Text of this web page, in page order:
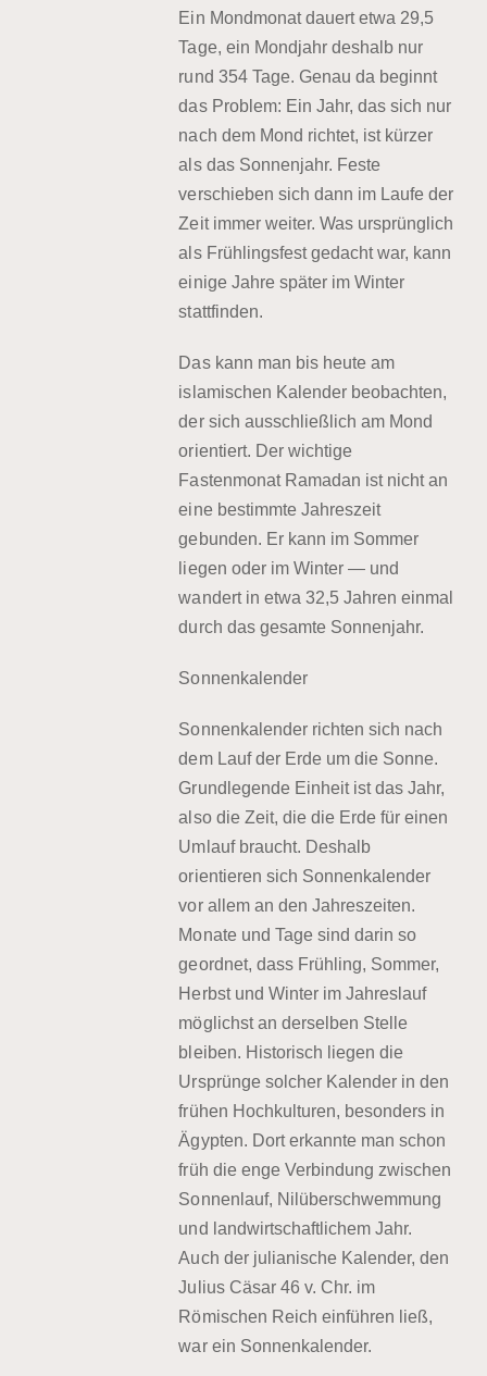
Ein Mondmonat dauert etwa 29,5
Tage, ein Mondjahr deshalb nur
rund 354 Tage. Genau da beginnt
das Problem: Ein Jahr, das sich nur
nach dem Mond richtet, ist kürzer
als das Sonnenjahr. Feste
verschieben sich dann im Laufe der
Zeit immer weiter. Was ursprünglich
als Frühlingsfest gedacht war, kann
einige Jahre später im Winter
stattfinden.
Das kann man bis heute am
islamischen Kalender beobachten,
der sich ausschließlich am Mond
orientiert. Der wichtige
Fastenmonat Ramadan ist nicht an
eine bestimmte Jahreszeit
gebunden. Er kann im Sommer
liegen oder im Winter — und
wandert in etwa 32,5 Jahren einmal
durch das gesamte Sonnenjahr.
Sonnenkalender
Sonnenkalender richten sich nach
dem Lauf der Erde um die Sonne.
Grundlegende Einheit ist das Jahr,
also die Zeit, die die Erde für einen
Umlauf braucht. Deshalb
orientieren sich Sonnenkalender
vor allem an den Jahreszeiten.
Monate und Tage sind darin so
geordnet, dass Frühling, Sommer,
Herbst und Winter im Jahreslauf
möglichst an derselben Stelle
bleiben. Historisch liegen die
Ursprünge solcher Kalender in den
frühen Hochkulturen, besonders in
Ägypten. Dort erkannte man schon
früh die enge Verbindung zwischen
Sonnenlauf, Nilüberschwemmung
und landwirtschaftlichem Jahr.
Auch der julianische Kalender, den
Julius Cäsar 46 v. Chr. im
Römischen Reich einführen ließ,
war ein Sonnenkalender.